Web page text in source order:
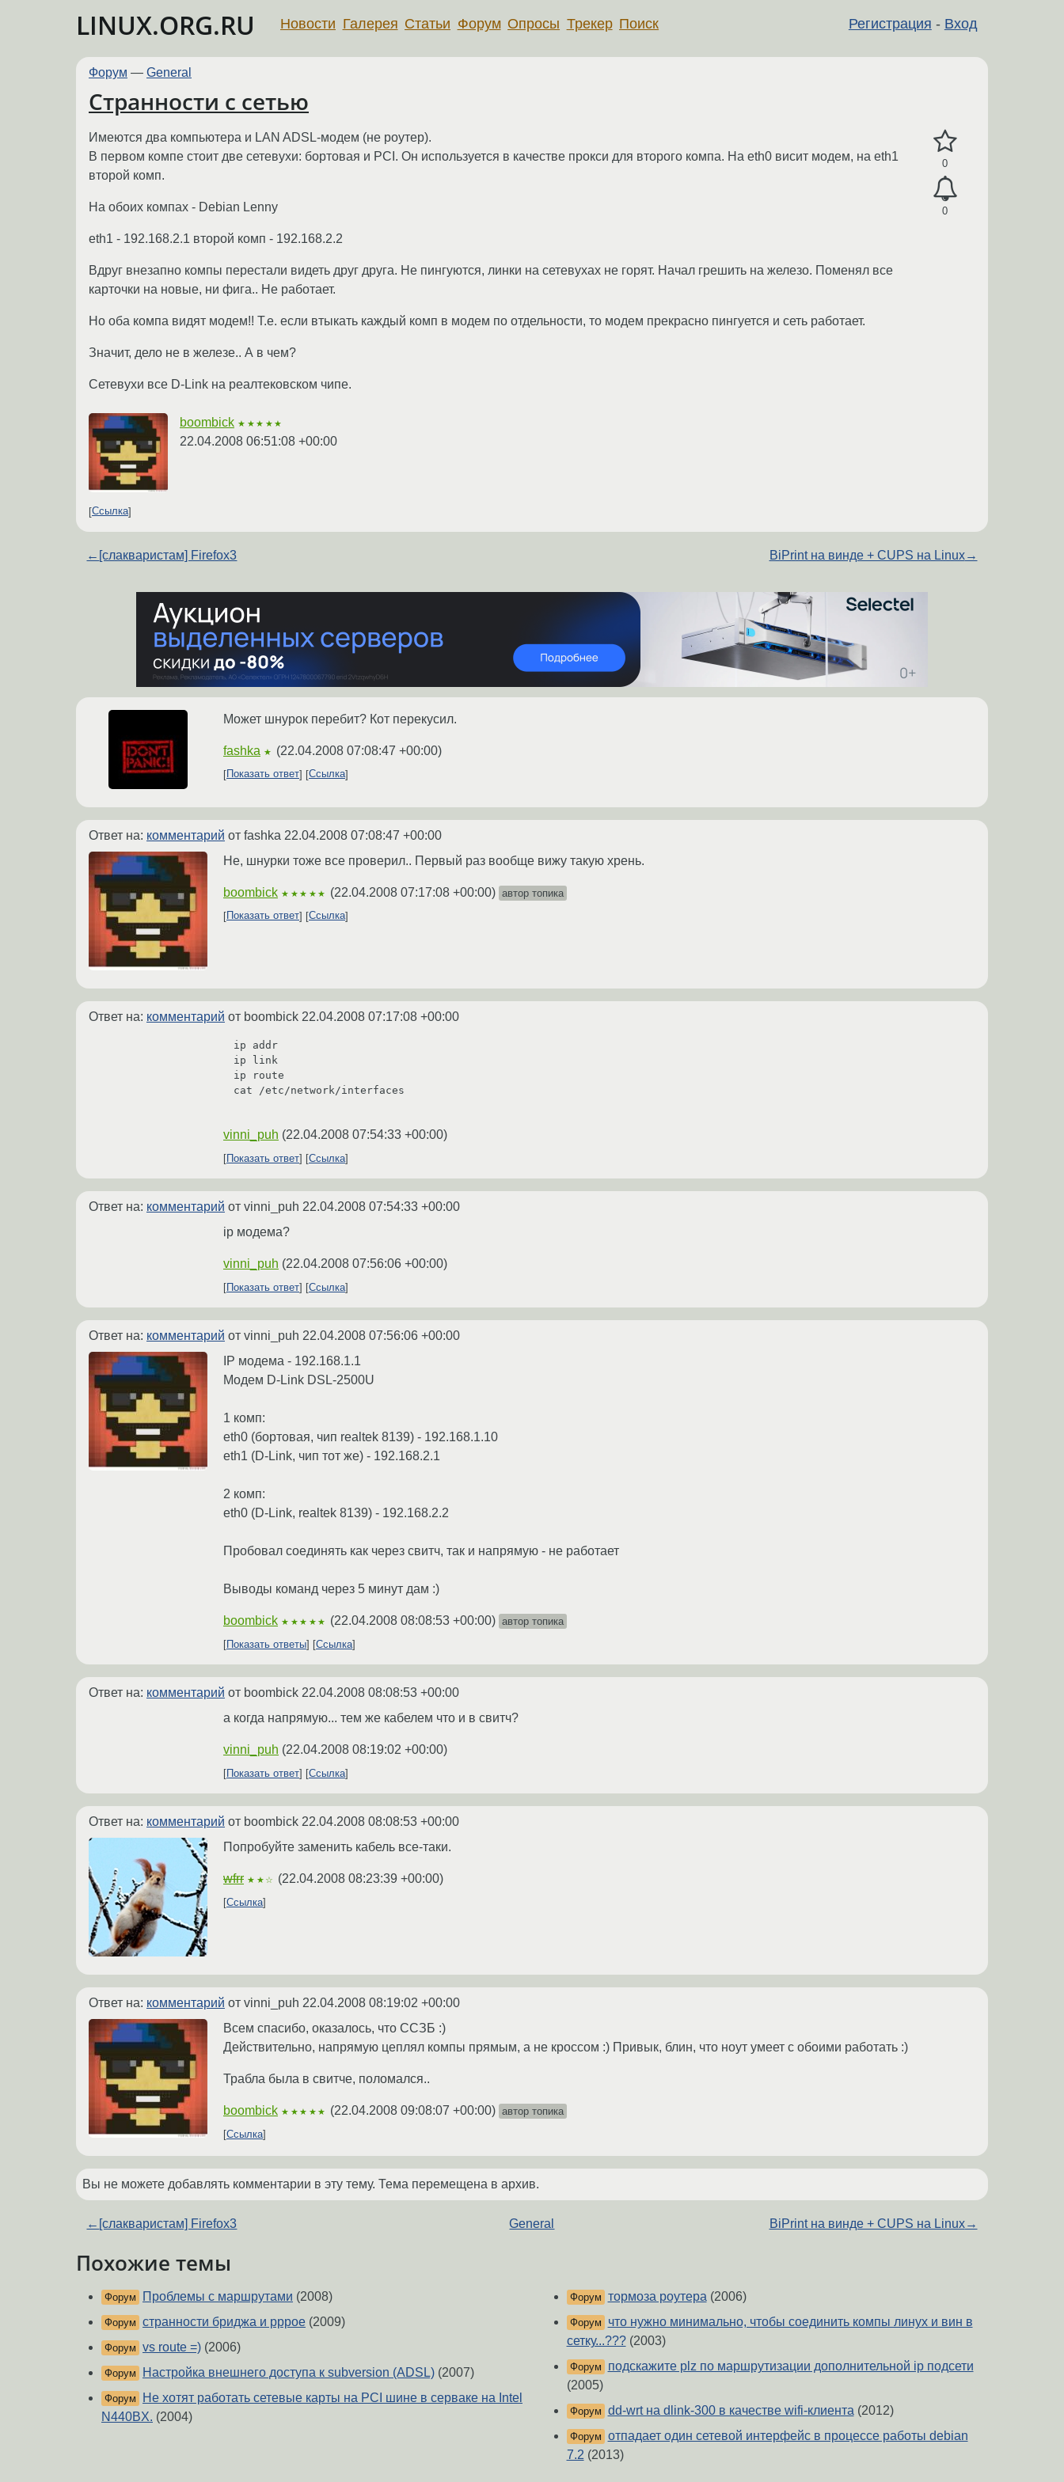
LINUX.ORG.RU Регистрация - Вход
Новости Галерея Статьи Форум Опросы Трекер Поиск
Форум — General
Странности с сетью
0
0
Имеются два компьютера и LAN ADSL-модем (не роутер).
В первом компе стоит две сетевухи: бортовая и PCI. Он используется в качестве прокси для второго компа. На eth0 висит модем, на eth1
второй комп.
На обоих компах - Debian Lenny
eth1 - 192.168.2.1 второй комп - 192.168.2.2
Вдруг внезапно компы перестали видеть друг друга. Не пингуются, линки на сетевухах не горят. Начал грешить на железо. Поменял все
карточки на новые, ни фига.. Не работает.
Но оба компа видят модем!! Т.е. если втыкать каждый комп в модем по отдельности, то модем прекрасно пингуется и сеть работает.
Значит, дело не в железе.. А в чем?
Сетевухи все D-Link на реалтековском чипе.
boombick ★★★★★
22.04.2008 06:51:08 +00:00
Ссылка
← [слакваристам] Firefox3 BiPrint на винде + CUPS на Linux→
Может шнурок перебит? Кот перекусил.
fashka ★ (22.04.2008 07:08:47 +00:00)
Показать ответ Ссылка
Ответ на: комментарий от fashka 22.04.2008 07:08:47 +00:00
Не, шнурки тоже все проверил.. Первый раз вообще вижу такую хрень.
boombick ★★★★★ (22.04.2008 07:17:08 +00:00) автор топика
Показать ответ
Ссылка
Ответ на: комментарий от boombick 22.04.2008 07:17:08 +00:00
ip addr
ip link
ip route
cat /etc/network/interfaces
vinni_puh (22.04.2008 07:54:33 +00:00)
Показать ответ Ссылка
Ответ на: комментарий от vinni_puh 22.04.2008 07:54:33 +00:00
ip модема?
vinni_puh (22.04.2008 07:56:06 +00:00)
Показать ответ Ссылка
Ответ на: комментарий от vinni_puh 22.04.2008 07:56:06 +00:00
IP модема - 192.168.1.1
Модем D-Link DSL-2500U
1 комп:
eth0 (бортовая, чип realtek 8139) - 192.168.1.10
eth1 (D-Link, чип тот же) - 192.168.2.1
2 комп:
eth0 (D-Link, realtek 8139) - 192.168.2.2
Пробовал соединять как через свитч, так и напрямую - не работает
Выводы команд через 5 минут дам :)
boombick ★★★★★ (22.04.2008 08:08:53 +00:00) автор топика
Показать ответы
Ссылка
Ответ на: комментарий от boombick 22.04.2008 08:08:53 +00:00
а когда напрямую... тем же кабелем что и в свитч?
vinni_puh (22.04.2008 08:19:02 +00:00)
Показать ответ Ссылка
Ответ на: комментарий от boombick 22.04.2008 08:08:53 +00:00
Попробуйте заменить кабель все-таки.
wfrr ★★☆ (22.04.2008 08:23:39 +00:00)
Ссылка
Ответ на: комментарий от vinni_puh 22.04.2008 08:19:02 +00:00
Всем спасибо, оказалось, что ССЗБ :)
Действительно, напрямую цеплял компы прямым, а не кроссом :) Привык, блин, что ноут умеет с обоими работать :)
Трабла была в свитче, поломался..
boombick ★★★★★ (22.04.2008 09:08:07 +00:00) автор топика
Ссылка
Вы не можете добавлять комментарии в эту тему. Тема перемещена в архив.
← [слакваристам] Firefox3 General BiPrint на винде + CUPS на Linux→
Похожие темы
Форум Проблемы с маршрутами (2008)
Форум странности бриджа и pppoe (2009)
Форум vs route =) (2006)
Форум Настройка внешнего доступа к subversion (ADSL) (2007)
Форум
Не хотят работать cетевые карты на PCI шине в серваке на Intel
N440BX. (2004)
Форум тормоза роутера (2006)
Форум
что нужно минимально, чтобы соединить компы линух и вин в
сетку...???(2003)
Форум
подскажите plz по маршрутизации дополнительной ip подсети
(2005)
Форум dd-wrt на dlink-300 в качестве wifi-клиента (2012)
Форум отпадает один сетевой интерфейс в процессе работы debian
7.2 (2013)